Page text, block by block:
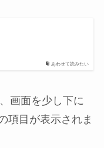
あわせて読みたい
画面を少し下に
項目が表示されま